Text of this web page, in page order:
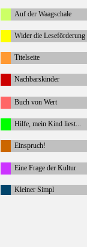
Auf der Waagschale
Wider die Leseförderung
Titelseite
Nachbarskinder
Buch von Wert
Hilfe, mein Kind liest...
Einspruch!
Eine Frage der Kultur
Kleiner Simpl